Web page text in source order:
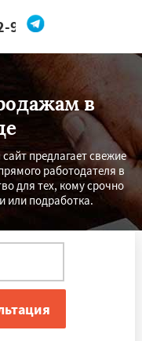
96
мне
в
предлагает свежие
работодателя в
для тех, кому срочно
или подработка.